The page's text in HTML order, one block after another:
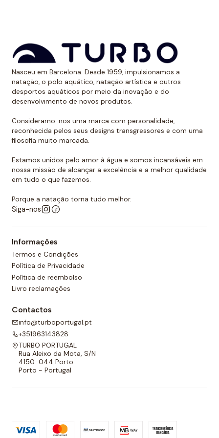
Nasceu em Barcelona. Desde 1959, impulsionamos a
natação, o polo aquático, natação artística e outros
desportos aquáticos por meio da inovação e do
desenvolvimento de novos produtos.
Consideramo-nos uma marca com personalidade,
reconhecida pelos seus designs transgressores e com uma
filosofia muito marcada.
Estamos unidos pelo amor à água e somos incansáveis em
nossa missão de alcançar a excelência e a melhor qualidade
em tudo o que fazemos.
Porque a natação torna tudo melhor.
Siga-nos
Informações
Termos e Condições
Política de Privacidade
Política de reembolso
Livro reclamações
Contactos
info@turboportugal.pt
+351963143828
TURBO PORTUGAL
Rua Aleixo da Mota, S/N
4150-044 Porto
Porto - Portugal